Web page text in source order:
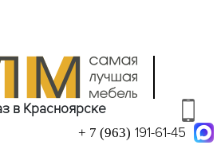
в Красноярске
+ 7 (963) 191-61-45